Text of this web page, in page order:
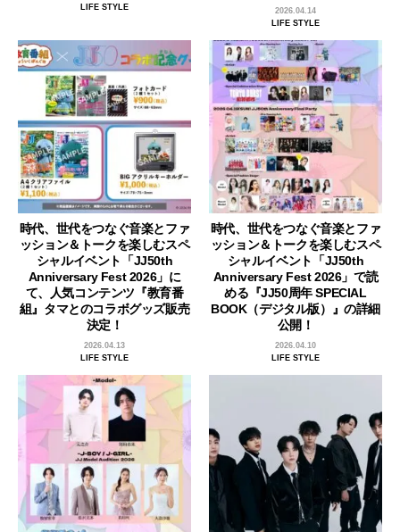
LIFE STYLE
2026.04.14
LIFE STYLE
時代、世代をつなぐ音楽とファ
ッション＆トークを楽しむスペ
シャルイベント「JJ50th
Anniversary Fest 2026」に
て、人気コンテンツ『教育番
組』タマとのコラボグッズ販売
決定！
2026.04.13
LIFE STYLE
時代、世代をつなぐ音楽とファ
ッション＆トークを楽しむスペ
シャルイベント「JJ50th
Anniversary Fest 2026」で読
める『JJ50周年 SPECIAL
BOOK（デジタル版）』の詳細
公開！
2026.04.10
LIFE STYLE